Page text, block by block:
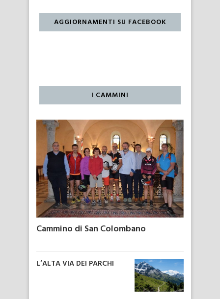
AGGIORNAMENTI SU FACEBOOK
I CAMMINI
Cammino di San Colombano
L’ALTA VIA DEI PARCHI